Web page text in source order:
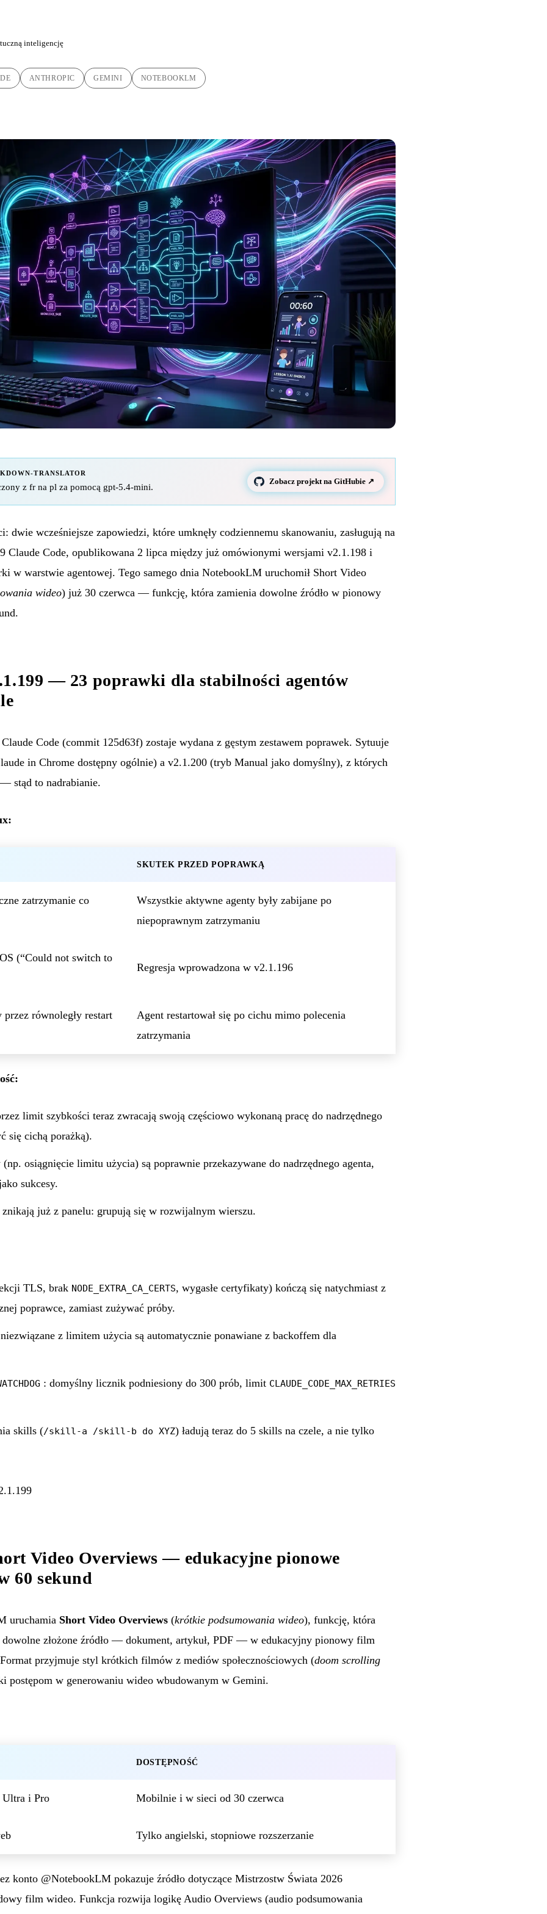
inteligencję
ANTHROPIC GEMINI NOTEBOOKLM
TRANSLATOR
z fr na pl za pomocą gpt-5.4-mini.
Zobacz projekt na GitHubie ↗
dwie wcześniejsze zapowiedzi, które umknęły codziennemu skanowaniu, zasługują na
Claude Code, opublikowana 2 lipca między już omówionymi wersjami v2.1.198 i
w warstwie agentowej. Tego samego dnia NotebookLM uruchomił Short Video
wideo) już 30 czerwca — funkcję, która zamienia dowolne źródło w pionowy
— 23 poprawki dla stabilności agentów
Code (commit 125d63f) zostaje wydana z gęstym zestawem poprawek. Sytuuje
in Chrome dostępny ogólnie) a v2.1.200 (tryb Manual jako domyślny), z których
stąd to nadrabianie.
SKUTEK PRZED POPRAWKĄ
zatrzymanie co
Wszystkie aktywne agenty były zabijane po
niepoprawnym zatrzymaniu
(“Could not switch to
Regresja wprowadzona w v2.1.196
równoległy restart
Agent restartował się po cichu mimo polecenia
zatrzymania
limit szybkości teraz zwracają swoją częściowo wykonaną pracę do nadrzędnego
się cichą porażką).
osiągnięcie limitu użycia) są poprawnie przekazywane do nadrzędnego agenta,
sukcesy.
już z panelu: grupują się w rozwijalnym wierszu.
TLS, brak NODE_EXTRA_CA_CERTS, wygasłe certyfikaty) kończą się natychmiast z
poprawce, zamiast zużywać próby.
z limitem użycia są automatycznie ponawiane z backoffem dla
: domyślny licznik podniesiony do 300 prób, limit CLAUDE_CODE_MAX_RETRIES
skills (/skill-a /skill-b do XYZ) ładują teraz do 5 skills na czele, a nie tylko
Video Overviews — edukacyjne pionowe
60 sekund
uruchamia Short Video Overviews (krótkie podsumowania wideo), funkcję, która
dowolne złożone źródło — dokument, artykuł, PDF — w edukacyjny pionowy film
przyjmuje styl krótkich filmów z mediów społecznościowych (doom scrolling
postępom w generowaniu wideo wbudowanym w Gemini.
DOSTĘPNOŚĆ
Ultra i Pro Mobilnie i w sieci od 30 czerwca
Tylko angielski, stopniowe rozszerzanie
konto @NotebookLM pokazuje źródło dotyczące Mistrzostw Świata 2026
film wideo. Funkcja rozwija logikę Audio Overviews (audio podsumowania